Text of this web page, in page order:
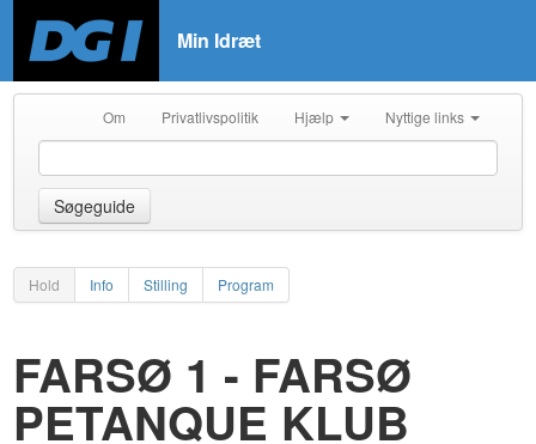
Min Idræt
Om Privatlivspolitik Hjælp Nyttige links
Søgeguide
Hold Info Stilling Program
FARSØ 1 - FARSØ
PETANQUE KLUB